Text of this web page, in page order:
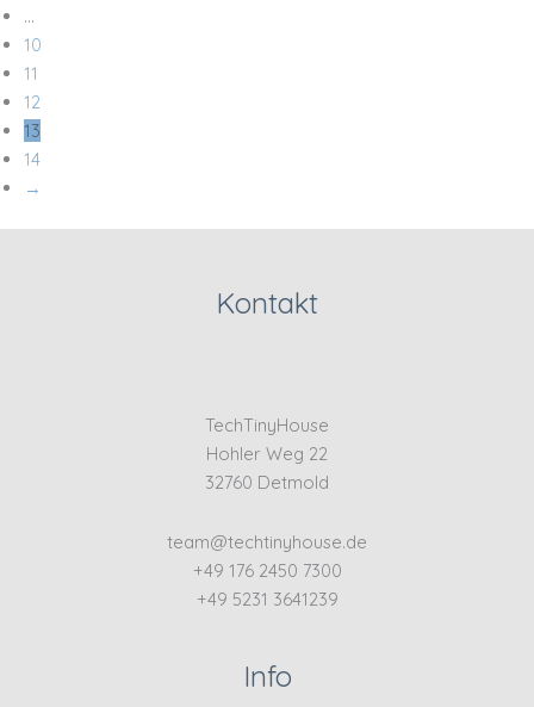
…
10
11
12
13
14
→
Kontakt
TechTinyHouse
Hohler Weg 22
32760 Detmold
team@techtinyhouse.de
+49 176 2450 7300
+49 5231 3641239
Info